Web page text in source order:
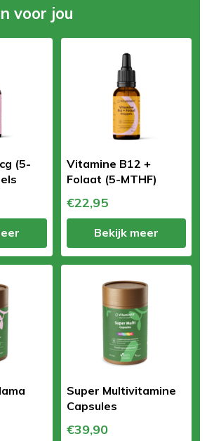
voor jou
(5-
Vitamine B12 +
Folaat (5-MTHF)
€22,95
Bekijk meer
Super Multivitamine
Capsules
€39,90